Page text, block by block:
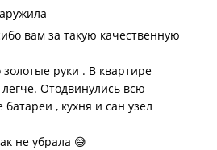
вам за такую качественную
руки . В квартире
Отодвинулись всю
, кухня и сан узел
не убрала 😅